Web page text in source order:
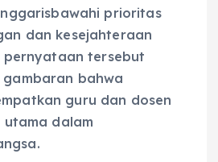
prioritas
dan kesejahteraan
pernyataan tersebut
bahwa
guru dan dosen
dalam